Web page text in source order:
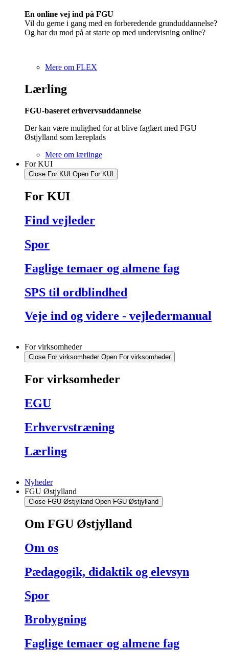
En online vej ind på FGU
Vil du gerne i gang med en forberedende grunduddannelse?
Og har du mod på at starte op med undervisning online?
Mere om FLEX
Lærling
FGU-baseret erhvervsuddannelse
Der kan være mulighed for at blive faglært med FGU
Østjylland som læreplads
Mere om lærlinge
For KUI
Close For KUI Open For KUI
For KUI
Find vejleder
Spor
Faglige temaer og almene fag
SPS til ordblindhed
Veje ind og videre - vejledermanual
For virksomheder
Close For virksomheder Open For virksomheder
For virksomheder
EGU
Erhvervstræning
Lærling
Nyheder
FGU Østjylland
Close FGU Østjylland Open FGU Østjylland
Om FGU Østjylland
Om os
Pædagogik, didaktik og elevsyn
Spor
Brobygning
Faglige temaer og almene fag